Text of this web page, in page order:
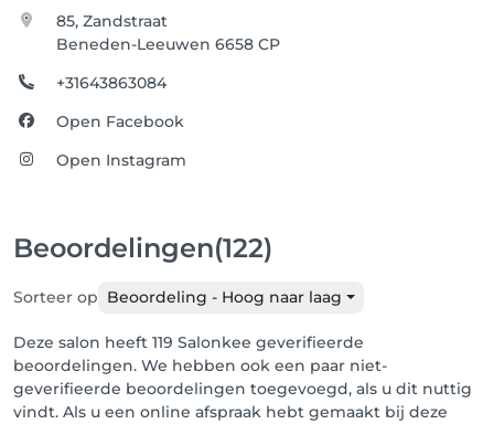
85, Zandstraat
Beneden-Leeuwen 6658 CP
+31643863084
Open Facebook
Open Instagram
Beoordelingen(122)
Sorteer op Beoordeling - Hoog naar laag
Deze salon heeft 119 Salonkee geverifieerde
beoordelingen. We hebben ook een paar niet-
geverifieerde beoordelingen toegevoegd, als u dit nuttig
vindt. Als u een online afspraak hebt gemaakt bij deze